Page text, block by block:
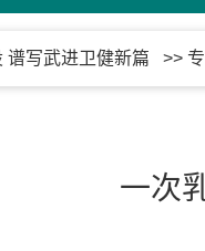
谱写武进卫健新篇 >>
一次